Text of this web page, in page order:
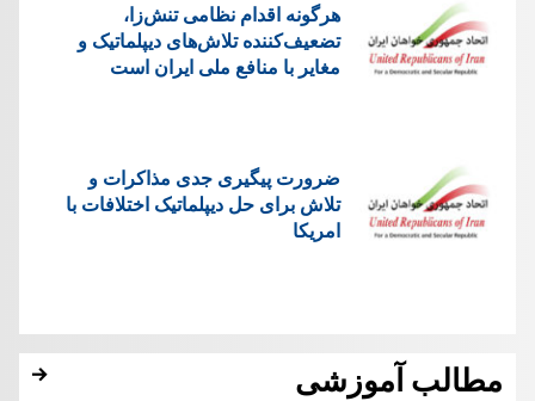
هرگونه اقدام نظامی تنش‌زا،
تضعیف‌کننده تلاش‌های دیپلماتیک و
مغایر با منافع ملی ایران است
ضرورت پیگیری جدی مذاکرات و
تلاش برای حل دیپلماتیک اختلافات با
امریکا
مطالب آموزشی